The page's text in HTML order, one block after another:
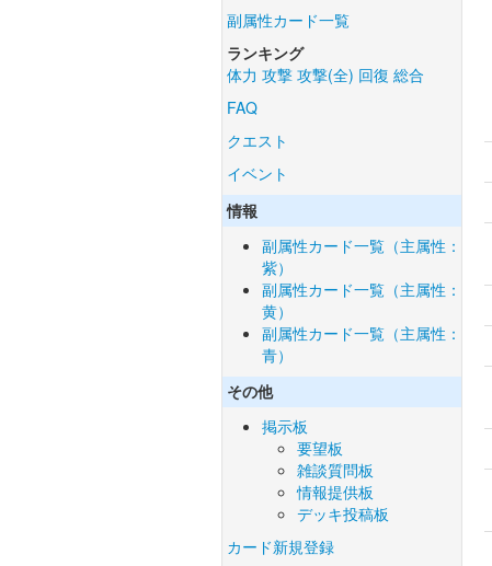
副属性カード一覧
ランキング
体力 攻撃 攻撃(全) 回復 総合
FAQ
クエスト
イベント
情報
副属性カード一覧（主属性：
紫）
副属性カード一覧（主属性：
黄）
副属性カード一覧（主属性：
青）
その他
掲示板
要望板
雑談質問板
情報提供板
デッキ投稿板
カード新規登録